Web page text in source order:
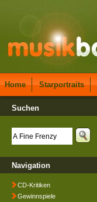
Home Starportraits
Suchen
Navigation
CD-Kritiken
Gewinnspiele